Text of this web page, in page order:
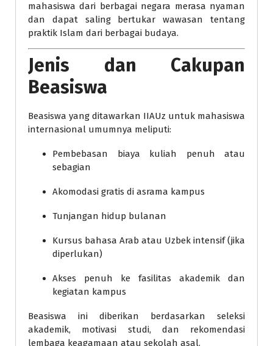
mahasiswa dari berbagai negara merasa nyaman
dan dapat saling bertukar wawasan tentang
praktik Islam dari berbagai budaya.
Jenis dan Cakupan
Beasiswa
Beasiswa yang ditawarkan IIAUz untuk mahasiswa
internasional umumnya meliputi:
Pembebasan biaya kuliah penuh atau
sebagian
Akomodasi gratis di asrama kampus
Tunjangan hidup bulanan
Kursus bahasa Arab atau Uzbek intensif (jika
diperlukan)
Akses penuh ke fasilitas akademik dan
kegiatan kampus
Beasiswa ini diberikan berdasarkan seleksi
akademik, motivasi studi, dan rekomendasi
lembaga keagamaan atau sekolah asal.